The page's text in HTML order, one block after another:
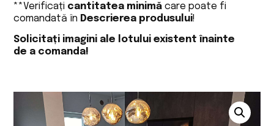
**Verificați cantitatea minimă care poate fi
comandată în Descrierea produsului!
Solicitați imagini ale lotului existent înainte
de a comanda!